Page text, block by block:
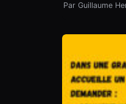
Par Guillaume